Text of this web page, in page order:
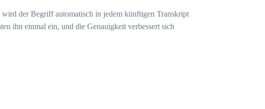
der Begriff automatisch in jedem künftigen Transkript
ihn einmal ein, und die Genauigkeit verbessert sich